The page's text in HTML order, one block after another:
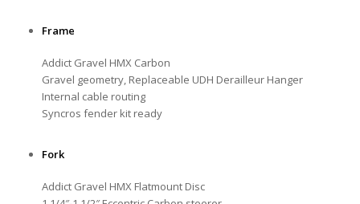
Frame
Addict Gravel HMX Carbon
Gravel geometry, Replaceable UDH Derailleur Hanger
Internal cable routing
Syncros fender kit ready
Fork
Addict Gravel HMX Flatmount Disc